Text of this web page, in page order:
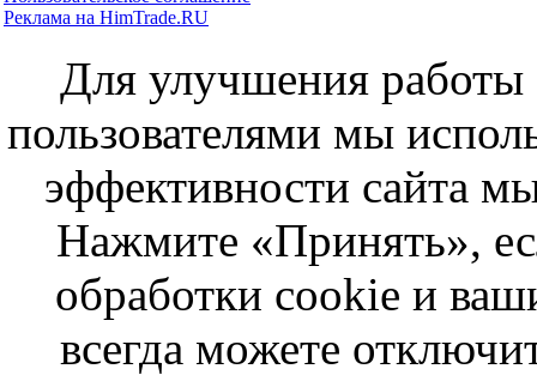
Реклама на HimTrade.RU
Для улучшения работы
пользователями мы
эффективности сайта
Нажмите «Принять»,
обработки cookie и
всегда можете